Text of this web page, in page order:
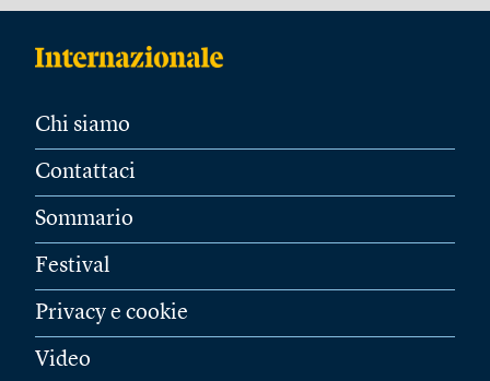
Chi siamo
Contattaci
Sommario
Festival
Privacy e cookie
Video